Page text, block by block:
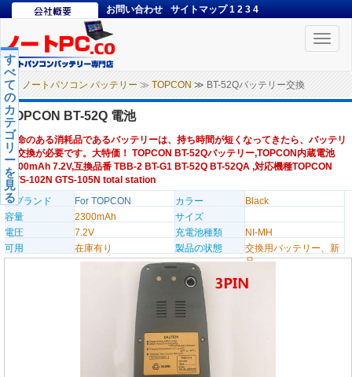
お問い合わせ サイトマップ 1 2 3 4
Toggle
ノートパソコン バッテリー ≫ TOPCON ≫ BT-52Qバッテリー交換
す
べ
て
の
カ
テ
ゴ
リ
ー
を
見
る
TOPCON BT-52Q 電池
寿命のある消耗品であるバッテリーは、持ち時間が短くなってきたら、バッテリ
ー交換が必要です。大特価！ TOPCON BT-52Qバッテリー,TOPCON内蔵電池
2300mAh 7.2V,互換品番 TBB-2 BT-G1 BT-52Q BT-52QA ,対応機種TOPCON
GTS-102N GTS-105N total station
のブランド
For TOPCON カラー
Black
容量
2300mAh
サイズ
電圧
7.2V 充電池種類
NI-MH
可用
在庫有り 製品の状態
交換用バッテリー、新
品